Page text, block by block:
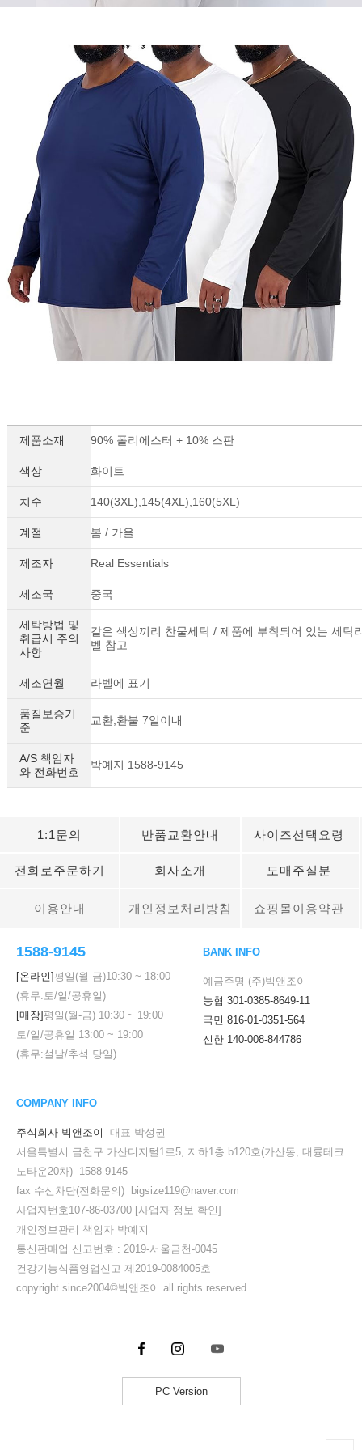
제품소재 90% 폴리에스터 + 10% 스판
색상 화이트
치수 140(3XL),145(4XL),160(5XL)
계절 봄 / 가을
제조자 Real Essentials
제조국 중국
세탁방법 및
취급시 주의
사항
같은 색상끼리 찬물세탁 / 제품에 부착되어 있는 세탁
벨 참고
제조연월 라벨에 표기
품질보증기
준
교환,환불 7일이내
A/S 책임자
와 전화번호
박예지 1588-9145
1:1문의 반품교환안내 사이즈선택요령
전화로주문하기 회사소개 도매주실분
이용안내 개인정보처리방침 쇼핑몰이용약관
1588-9145
[온라인]평일(월-금)10:30 ~ 18:00
(휴무:토/일/공휴일)
[매장]평일(월-금) 10:30 ~ 19:00
토/일/공휴일 13:00 ~ 19:00
(휴무:설날/추석 당일)
BANK INFO
예금주명 (주)빅앤조이
농협 301-0385-8649-11
국민 816-01-0351-564
신한 140-008-844786
COMPANY INFO
주식회사 빅앤조이
대표 박성권
서울특별시 금천구 가산디지털1로5, 지하1층 b120호(가산동, 대륭테크
노타운20차) 1588-9145
fax 수신차단(전화문의) bigsize119@naver.com
사업자번호107-86-03700 [사업자 정보 확인]
개인정보관리 책임자 박예지
통신판매업 신고번호 : 2019-서울금천-0045
건강기능식품영업신고 제2019-0084005호
copyright since2004©빅앤조이 all rights reserved.
PC Version